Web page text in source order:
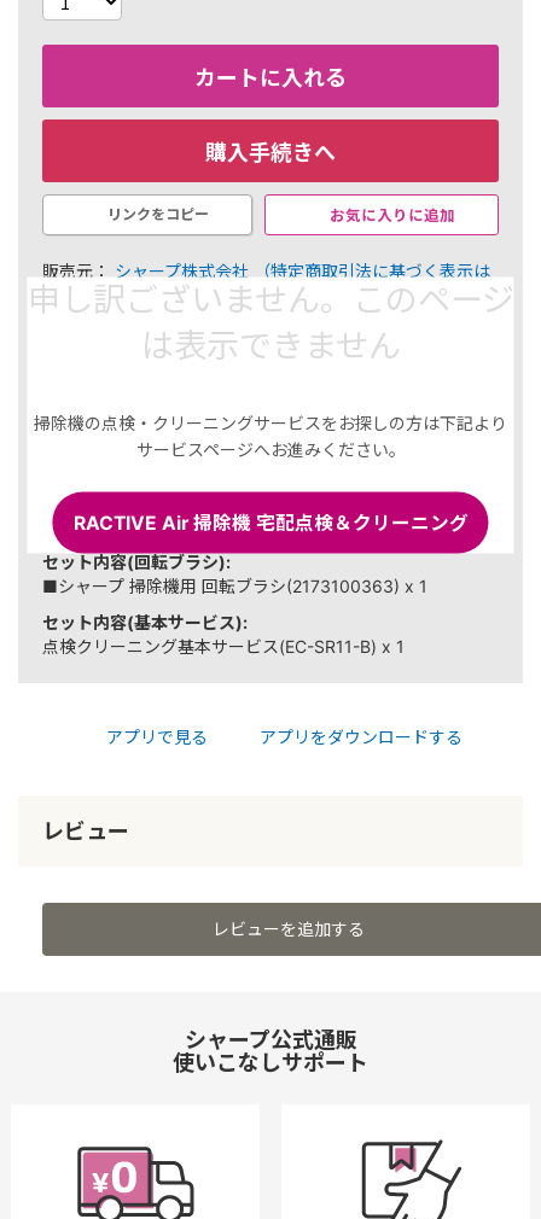
カートに入れる
購入手続きへ
お気に入りに追加
リンクをコピー
販売元： シャープ株式会社
（特定商取引法に基づく表示は
こちら）
￥22,550
選択した商品
■シャープ 掃除機用 高性能プリーツフィルター
(2173370570) x 5
セット内容(回転ブラシ):
■シャープ 掃除機用 回転ブラシ(2173100363) x 1
セット内容(基本サービス):
点検クリーニング基本サービス(EC-SR11-B) x 1
申し訳ございません。このページ
は表示できません
掃除機の点検・クリーニングサービスをお探しの方は下記より
サービスページへお進みください。
RACTIVE Air 掃除機 宅配点検＆クリーニング
アプリで見る アプリをダウンロードする
レビュー
レビューを追加する
シャープ公式通販
使いこなしサポート